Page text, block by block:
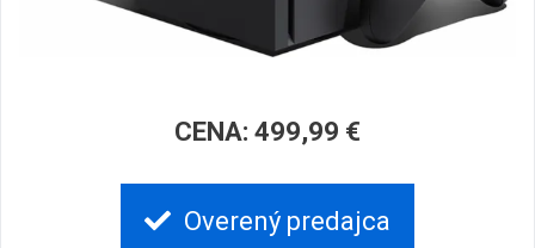
CENA: 499,99 €
Overený predajca